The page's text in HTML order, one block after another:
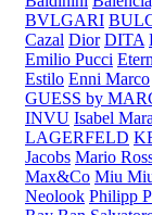
BVLGARI
Cazal Dior DITA
Emilio Pucci
Estilo Enni Marco
GUESS by
INVU Isabel
LAGERFELD
Jacobs Mario
Max&Co Miu
Neolook Philipp